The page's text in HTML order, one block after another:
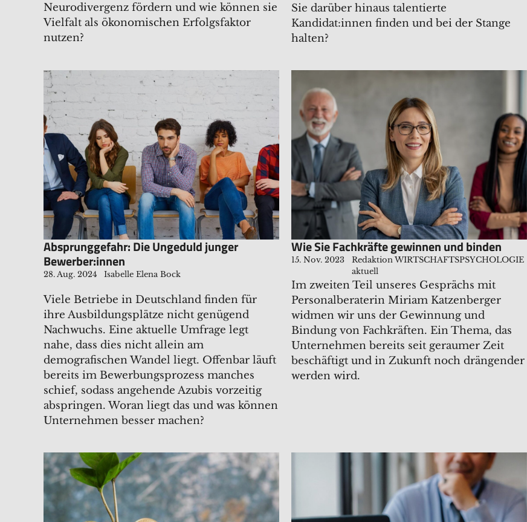
Neurodivergenz fördern und wie können sie
Vielfalt als ökonomischen Erfolgsfaktor
nutzen?
Sie darüber hinaus talentierte
Kandidat:innen finden und bei der Stange
halten?
Absprunggefahr: Die Ungeduld junger
Bewerber:innen
28. Aug. 2024 Isabelle Elena Bock
Viele Betriebe in Deutschland finden für
ihre Ausbildungsplätze nicht genügend
Nachwuchs. Eine aktuelle Umfrage legt
nahe, dass dies nicht allein am
demografischen Wandel liegt. Offenbar läuft
bereits im Bewerbungsprozess manches
schief, sodass angehende Azubis vorzeitig
abspringen. Woran liegt das und was können
Unternehmen besser machen?
Wie Sie Fachkräfte gewinnen und binden
15. Nov. 2023
Redaktion WIRTSCHAFTSPSYCHOLOGIE
aktuell
Im zweiten Teil unseres Gesprächs mit
Personalberaterin Miriam Katzenberger
widmen wir uns der Gewinnung und
Bindung von Fachkräften. Ein Thema, das
Unternehmen bereits seit geraumer Zeit
beschäftigt und in Zukunft noch drängender
werden wird.